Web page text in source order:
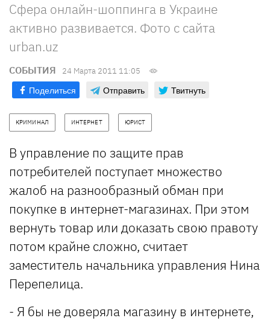
Сфера онлайн-шоппинга в Украине
активно развивается. Фото с сайта
urban.uz
СОБЫТИЯ 24 Марта 2011 11:05
Поделиться Отправить Твитнуть
КРИМИНАЛ ИНТЕРНЕТ ЮРИСТ
В управление по защите прав
потребителей поступает множество
жалоб на разнообразный обман при
покупке в интернет-магазинах. При этом
вернуть товар или доказать свою правоту
потом крайне сложно, считает
заместитель начальника управления Нина
Перепелица.
- Я бы не доверяла магазину в интернете,